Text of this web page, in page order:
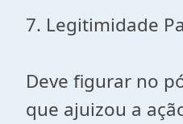
7. Legitimidade
Deve figurar no
que ajuizou a